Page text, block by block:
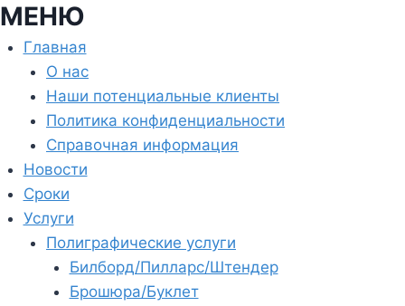
МЕНЮ
Главная
О нас
Наши потенциальные клиенты
Политика конфиденциальности
Справочная информация
Новости
Сроки
Услуги
Полиграфические услуги
Билборд/Пилларс/Штендер
Брошюра/Буклет